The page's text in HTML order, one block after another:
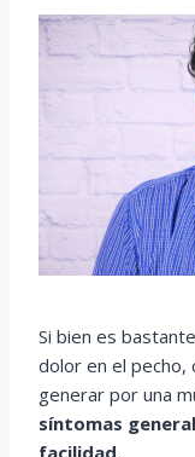
Si bien es
dolor en el pecho,
generar por una
síntomas
facilidad.